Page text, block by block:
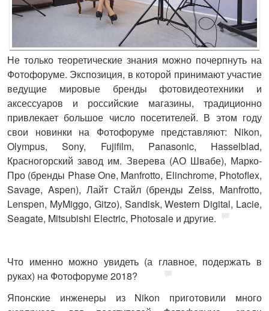
Не только теоретические знания можно почерпнуть на
Фотофоруме. Экспозиция, в которой принимают участие
ведущие мировые бренды фотовидеотехники и
аксессуаров и российские магазины, традиционно
привлекает большое число посетителей. В этом году
свои новинки на Фотофоруме представляют: Nikon,
Olympus, Sony, Fujifilm, Panasonic, Hasselblad,
Красногорский завод им. Зверева (АО Швабе), Марко-
Про (бренды Phase One, Manfrotto, Elinchrome, Photoflex,
Savage, Aspen), Лайт Стайл (бренды Zeiss, Manfrotto,
Lenspen, MyMiggo, Gitzo), Sandisk, Western Digital, Lacie,
Seagate, Mitsubishi Electric, Photosale и другие.
Что именно можно увидеть (а главное, подержать в
руках) на Фотофоруме 2018?
Японские инженеры изNikon приготовили много